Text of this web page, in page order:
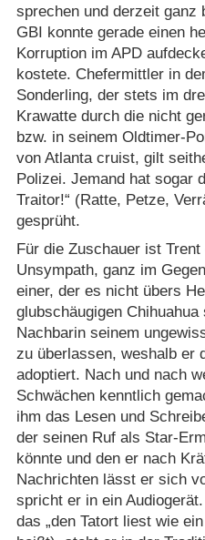
sprechen und derzeit ganz
GBI konnte gerade einen
Korruption im APD
kostete. Chefermittler in
Sonderling, der stets im
Krawatte durch die nicht
bzw. in seinem Oldtimer-
von Atlanta cruist, gilt
Polizei. Jemand hat sogar
Traitor!“ (Ratte, Petze,
gesprüht.
Für die Zuschauer ist
Unsympath, ganz im
einer, der es nicht übers
glubschäugigen
Nachbarin seinem
zu überlassen, weshalb er
adoptiert. Nach und nach
Schwächen kenntlich
ihm das Lesen und
der seinen Ruf als Star-
könnte und den er nach
Nachrichten lässt er sich
spricht er in ein
das „den Tatort liest wie